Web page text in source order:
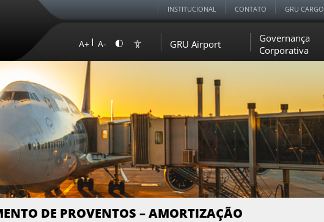
INSTITUCIONAL CONTATO GRU CARGO
A+ A- GRU Airport
Governança
Corporativa
DE PROVENTOS – AMORTIZAÇÃO